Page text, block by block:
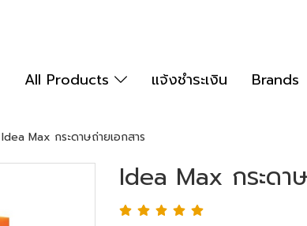
All Products แจ้งชำระเงิน Brands
Idea Max กระดาษถ่ายเอกสาร
Idea Max กระดา